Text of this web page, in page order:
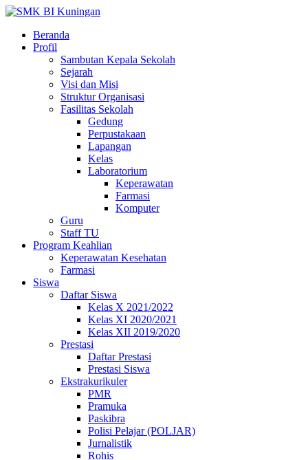
Beranda
Profil
Sambutan Kepala Sekolah
Sejarah
Visi dan Misi
Struktur Organisasi
Fasilitas Sekolah
Gedung
Perpustakaan
Lapangan
Kelas
Laboratorium
Keperawatan
Farmasi
Komputer
Guru
Staff TU
Program Keahlian
Keperawatan Kesehatan
Farmasi
Siswa
Daftar Siswa
Kelas X 2021/2022
Kelas XI 2020/2021
Kelas XII 2019/2020
Prestasi
Daftar Prestasi
Prestasi Siswa
Ekstrakurikuler
PMR
Pramuka
Paskibra
Polisi Pelajar (POLJAR)
Jurnalistik
Rohis